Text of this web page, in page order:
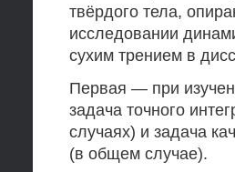
твёрдого тела,
исследовании
сухим трением в
Первая — при
задача точного
случаях) и задача
(в общем случае).